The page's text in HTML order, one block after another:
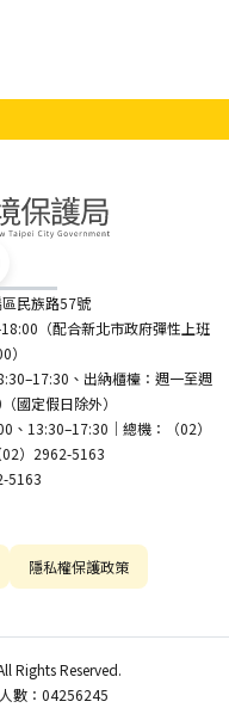
民族路57號
（配合新北市政府彈性上班
）
、出納櫃檯：週一至週
國定假日除外）
、13:30–17:30｜總機：（02）
）2962-5163
5163
隱私權保護政策
Rights Reserved.
數：04256245